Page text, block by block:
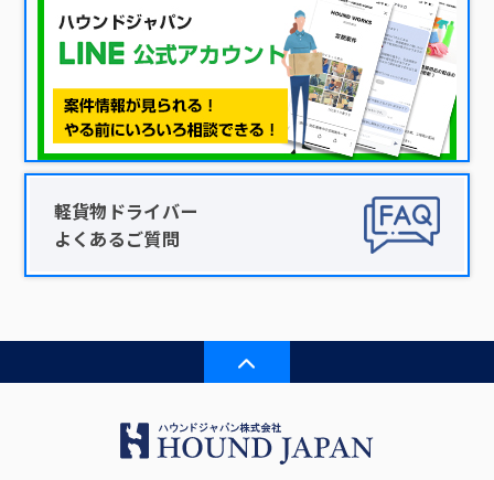
軽貨物ドライバー
よくあるご質問